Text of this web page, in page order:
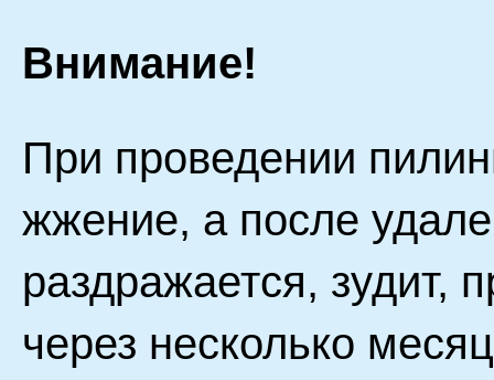
Внимание!
При проведении
жжение, а после
раздражается, зудит,
через несколько